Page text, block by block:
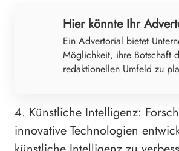
Hier könnte Ihr
Ein Advertorial bietet
Möglichkeit, ihre Botschaft
redaktionellen Umfeld zu
4. Künstliche Intelligenz:
innovative Technologien